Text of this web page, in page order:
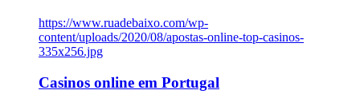
https://www.ruadebaixo.com/wp-
content/uploads/2020/08/apostas-online-top-casinos-
335x256.jpg
Casinos online em Portugal